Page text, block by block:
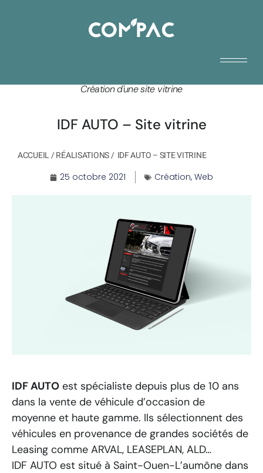
Création d'une site vitrine
IDF AUTO – Site vitrine
ACCUEIL/RÉALISATIONS/ IDF AUTO – SITE VITRINE
25 octobre 2021 Création, Web
IDF AUTO est spécialiste depuis plus de 10 ans
dans la vente de véhicule d’occasion de
moyenne et haute gamme. Ils sélectionnent des
véhicules en provenance de grandes sociétés de
Leasing comme ARVAL, LEASEPLAN, ALD…
IDF AUTO est situé à Saint-Ouen-L’aumône dans